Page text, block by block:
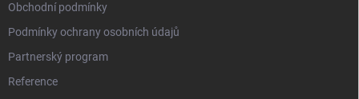
Obchodní podmínky
Podmínky ochrany osobních údajů
Partnerský program
Reference